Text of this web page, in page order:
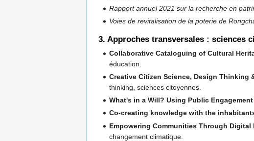
Rapport annuel 2021 sur la recherche en
Voies de revitalisation de la poterie de
3. Approches transversales : sciences
Collaborative Cataloguing of Cultural
éducation.
Creative Citizen Science, Design Thinking
thinking, sciences citoyennes.
What's in a Will? Using Public
Co-creating knowledge with the
Empowering Communities Through
changement climatique.